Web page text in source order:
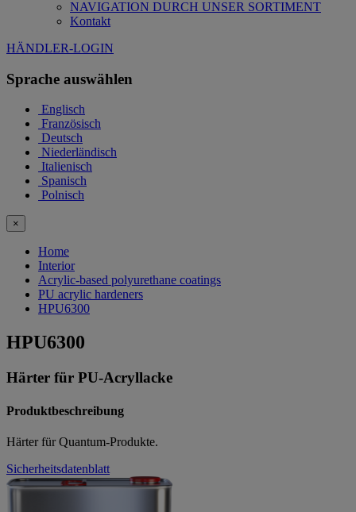
NAVIGATION DURCH UNSER SORTIMENT
Kontakt
HÄNDLER-LOGIN
Sprache auswählen
Englisch
Französisch
Deutsch
Niederländisch
Italienisch
Spanisch
Polnisch
×
Home
Interior
Acrylic-based polyurethane coatings
PU acrylic hardeners
HPU6300
HPU6300
Härter für PU-Acryllacke
Produktbeschreibung
Härter für Quantum-Produkte.
Sicherheitsdatenblatt